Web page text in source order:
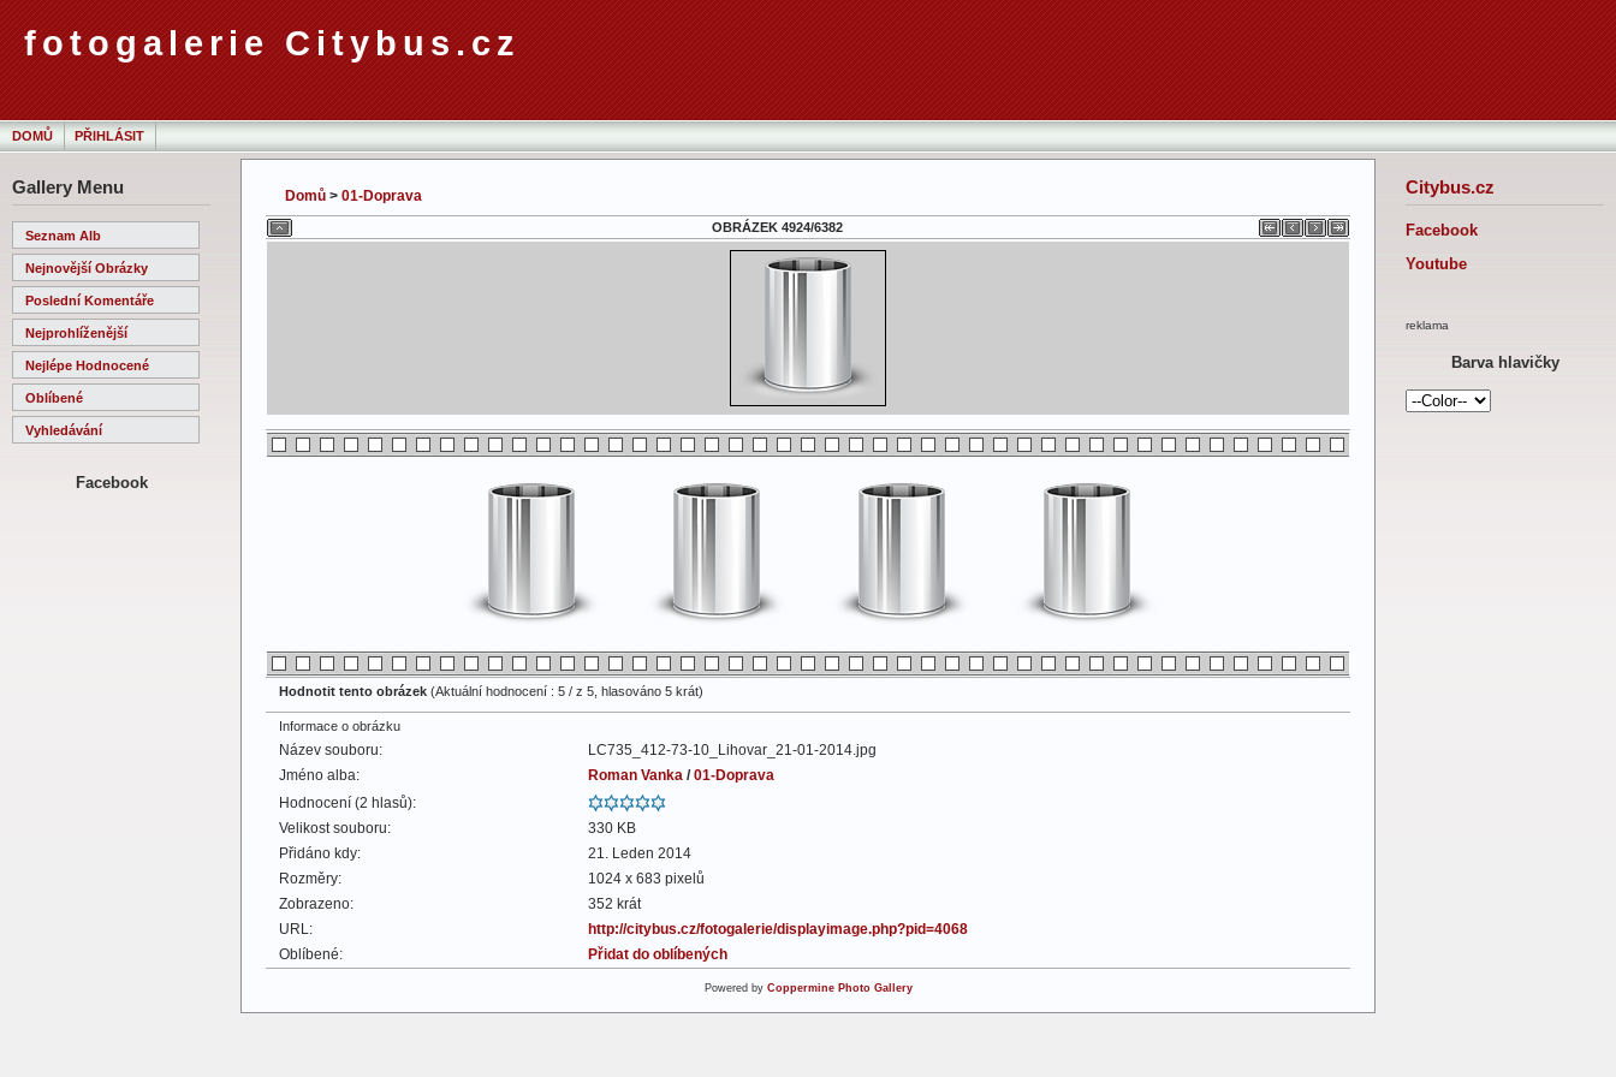
fotogalerie Citybus.cz
DOMŮ PŘIHLÁSIT
Gallery Menu
Seznam Alb
Nejnovější Obrázky
Poslední Komentáře
Nejprohlíženější
Nejlépe Hodnocené
Oblíbené
Vyhledávání
Facebook
Citybus.cz
Facebook
Youtube
reklama
Barva hlavičky
Domů > 01-Doprava
OBRÁZEK 4924/6382
Hodnotit tento obrázek (Aktuální hodnocení : 5 / z 5, hlasováno 5 krát)
Informace o obrázku
Název souboru:
LC735_412-73-10_Lihovar_21-01-2014.jpg
Jméno alba:
Roman Vanka /01-Doprava
Hodnocení (2 hlasů):
Velikost souboru:
330 KB
Přidáno kdy:
21. Leden 2014
Rozměry:
1024 x 683 pixelů
Zobrazeno:
352 krát
URL:
http://citybus.cz/fotogalerie/displayimage.php?pid=4068
Oblíbené:
Přidat do oblíbených
Powered by Coppermine Photo Gallery